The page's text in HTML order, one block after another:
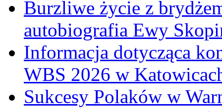
Burzliwe życie z
autobiografia Ewy
Informacja dotycząca
WBS 2026 w
Sukcesy Polaków w